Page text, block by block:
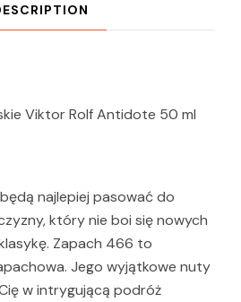
Viktor Rolf Antidote 50 ml
najlepiej pasować do
który nie boi się nowych
Zapach 466 to
Jego wyjątkowe nuty
w intrygującą podróż